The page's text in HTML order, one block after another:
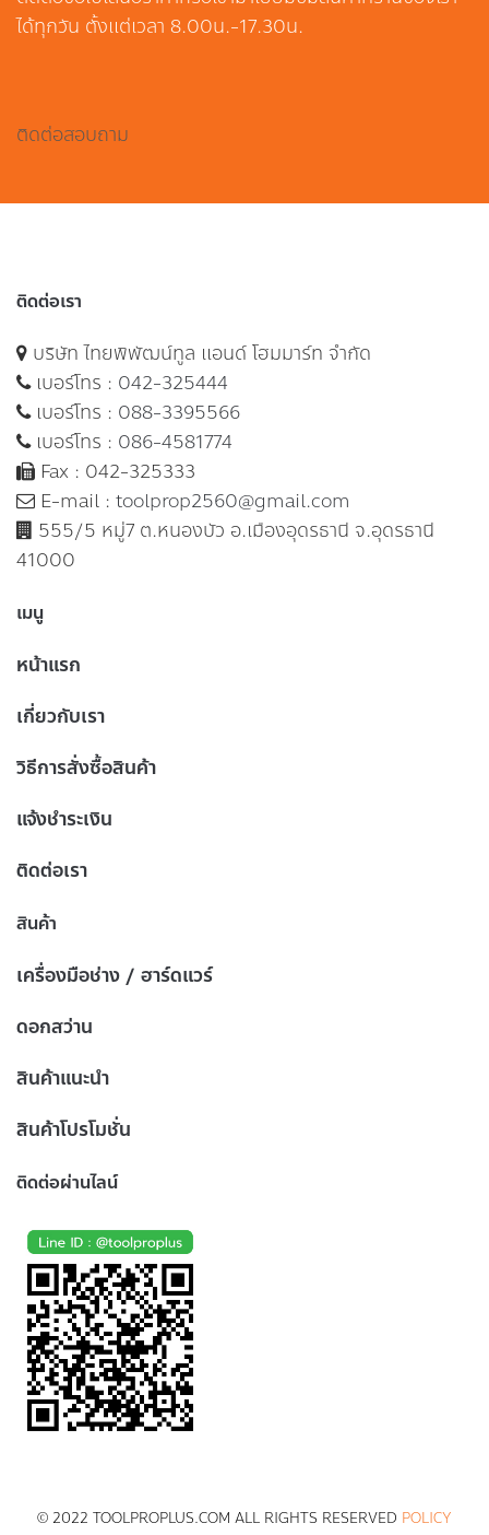
ได้ทุกวัน ตั้งแต่เวลา 8.00น.-17.30น.
ติดต่อสอบถาม
ติดต่อเรา
บริษัท ไทยพิพัฒน์ทูล แอนด์ โฮมมาร์ท จำกัด
เบอร์โทร : 042-325444
เบอร์โทร : 088-3395566
เบอร์โทร : 086-4581774
Fax : 042-325333
E-mail : toolprop2560@gmail.com
555/5 หมู่7 ต.หนองบัว อ.เมืองอุดรธานี จ.อุดรธานี
41000
เมนู
หน้าแรก
เกี่ยวกับเรา
วิธีการสั่งซื้อสินค้า
แจ้งชำระเงิน
ติดต่อเรา
สินค้า
เครื่องมือช่าง / ฮาร์ดแวร์
ดอกสว่าน
สินค้าแนะนำ
สินค้าโปรโมชั่น
ติดต่อผ่านไลน์
© 2022 TOOLPROPLUS.COM ALL RIGHTS RESERVED POLICY